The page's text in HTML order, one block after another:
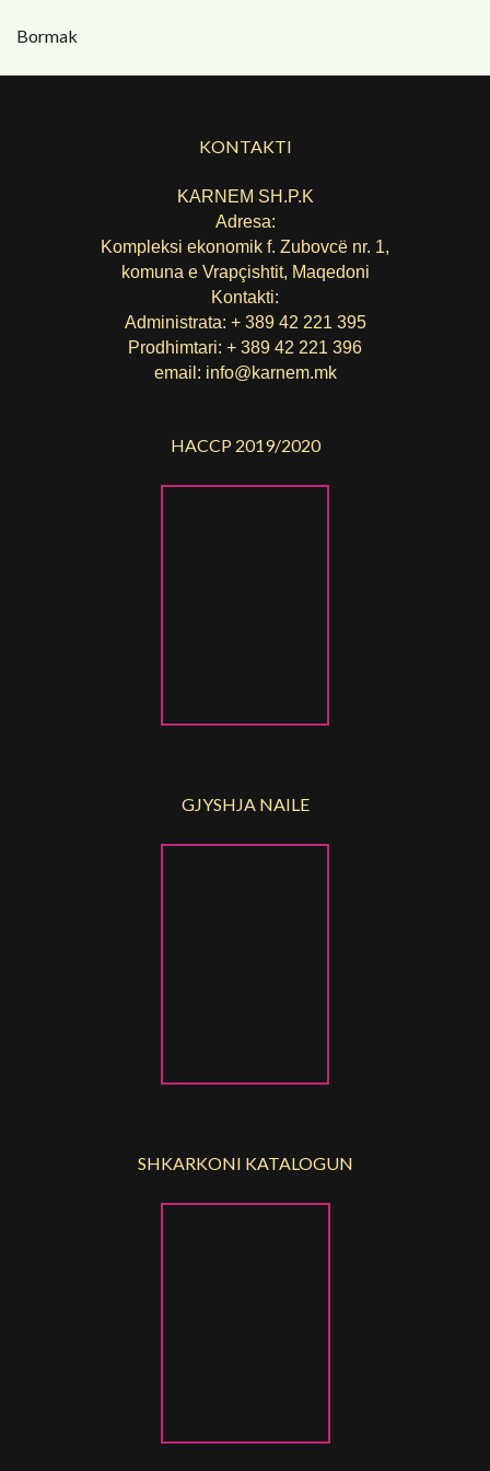
Bormak
KONTAKTI
KARNEM SH.P.K
Adresa:
Kompleksi ekonomik f. Zubovcë nr. 1,
komuna е Vrapçishtit, Maqedoni
Kontakti:
Administrata: + 389 42 221 395
Prodhimtari: + 389 42 221 396
email: info@karnem.mk
HACCP 2019/2020
GJYSHJA NAILE
SHKARKONI KATALOGUN